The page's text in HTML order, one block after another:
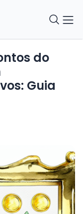
do
Guia